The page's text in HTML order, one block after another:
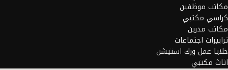
مكاتب موظفين
كراسي مكتبي
مكاتب مدرين
ترابيزات اجتماعات
خلايا عمل ورك استيشن
اثاث مكتبي